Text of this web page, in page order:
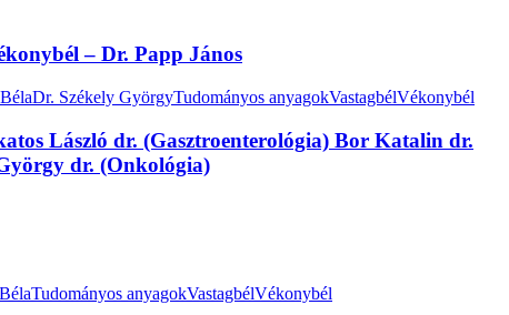
– Dr. Papp János
Dr. Székely GyörgyTudományos anyagokVastagbélVékonybél
László dr. (Gasztroenterológia) Bor Katalin dr.
dr. (Onkológia)
Tudományos anyagokVastagbélVékonybél